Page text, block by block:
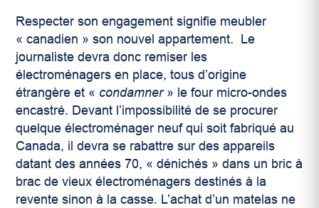
Respecter son engagement signifie meubler
« canadien » son nouvel appartement. Le
journaliste devra donc remiser les
électroménagers en place, tous d’origine
étrangère et « condamner » le four micro-ondes
encastré. Devant l’impossibilité de se procurer
quelque électroménager neuf qui soit fabriqué au
Canada, il devra se rabattre sur des appareils
datant des années 70, « dénichés » dans un bric à
brac de vieux électroménagers destinés à la
revente sinon à la casse. L’achat d’un matelas ne